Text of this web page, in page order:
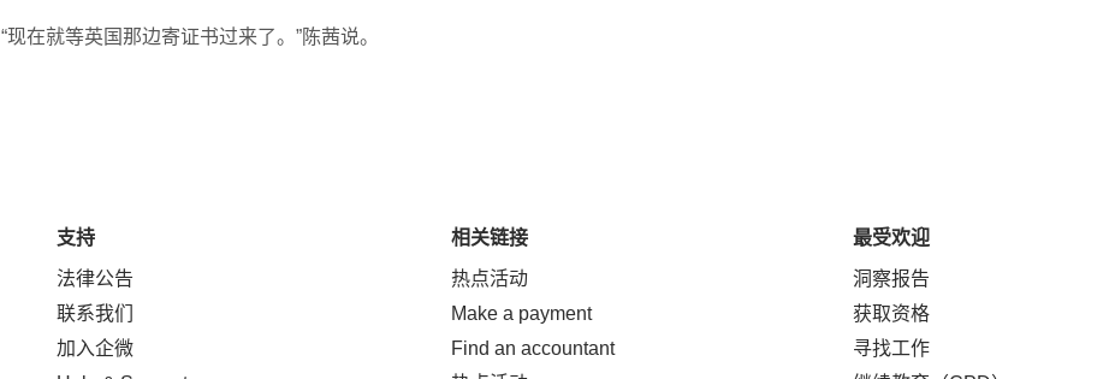
“现在就等英国那边寄证书过来了。”陈茜说。
支持
法律公告
联系我们
加入企微
相关链接
热点活动
Make a payment
Find an accountant
最受欢迎
洞察报告
获取资格
寻找工作